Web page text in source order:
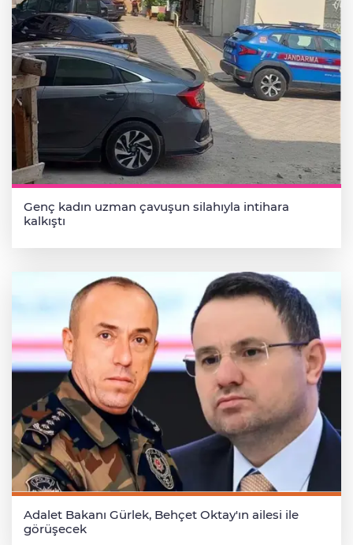
Genç kadın uzman çavuşun silahıyla intihara
kalkıştı
Adalet Bakanı Gürlek, Behçet Oktay'ın ailesi ile
görüşecek